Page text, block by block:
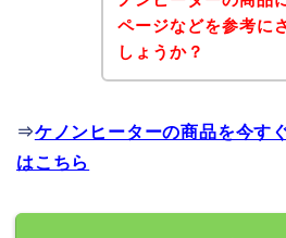
ページなどを参考に
しょうか？
⇒ケノンヒーターの商品を今す
はこちら